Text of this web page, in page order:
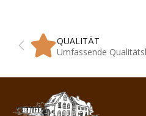
QUALITÄT
Umfassende